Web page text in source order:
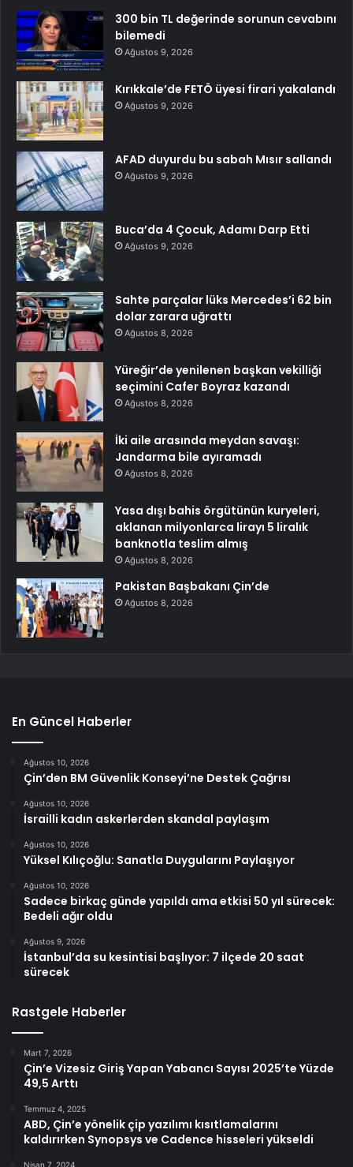
300 bin TL değerinde sorunun cevabını
bilemedi
Ağustos 9, 2026
Kırıkkale’de FETÖ üyesi firari yakalandı
Ağustos 9, 2026
AFAD duyurdu bu sabah Mısır sallandı
Ağustos 9, 2026
Buca’da 4 Çocuk, Adamı Darp Etti
Ağustos 9, 2026
Sahte parçalar lüks Mercedes’i 62 bin
dolar zarara uğrattı
Ağustos 8, 2026
Yüreğir’de yenilenen başkan vekilliği
seçimini Cafer Boyraz kazandı
Ağustos 8, 2026
İki aile arasında meydan savaşı:
Jandarma bile ayıramadı
Ağustos 8, 2026
Yasa dışı bahis örgütünün kuryeleri,
aklanan milyonlarca lirayı 5 liralık
banknotla teslim almış
Ağustos 8, 2026
Pakistan Başbakanı Çin’de
Ağustos 8, 2026
En Güncel Haberler
Ağustos 10, 2026
Çin’den BM Güvenlik Konseyi’ne Destek Çağrısı
Ağustos 10, 2026
İsrailli kadın askerlerden skandal paylaşım
Ağustos 10, 2026
Yüksel Kılıçoğlu: Sanatla Duygularını Paylaşıyor
Ağustos 10, 2026
Sadece birkaç günde yapıldı ama etkisi 50 yıl sürecek:
Bedeli ağır oldu
Ağustos 9, 2026
İstanbul’da su kesintisi başlıyor: 7 ilçede 20 saat
sürecek
Rastgele Haberler
Mart 7, 2026
Çin’e Vizesiz Giriş Yapan Yabancı Sayısı 2025’te Yüzde
49,5 Arttı
Temmuz 4, 2025
ABD, Çin’e yönelik çip yazılımı kısıtlamalarını
kaldırırken Synopsys ve Cadence hisseleri yükseldi
Nisan 7, 2024